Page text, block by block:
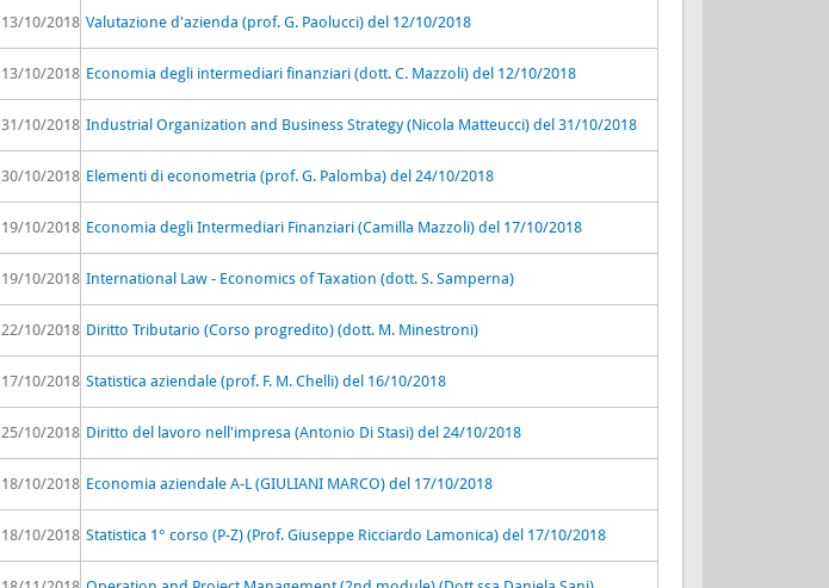
13/10/2018 Valutazione d'azienda (prof. G. Paolucci) del 12/10/2018
13/10/2018 Economia degli intermediari finanziari (dott. C. Mazzoli) del 12/10/2018
31/10/2018 Industrial Organization and Business Strategy (Nicola Matteucci) del 31/10/2018
30/10/2018 Elementi di econometria (prof. G. Palomba) del 24/10/2018
19/10/2018 Economia degli Intermediari Finanziari (Camilla Mazzoli) del 17/10/2018
19/10/2018 International Law - Economics of Taxation (dott. S. Samperna)
22/10/2018 Diritto Tributario (Corso progredito) (dott. M. Minestroni)
17/10/2018 Statistica aziendale (prof. F. M. Chelli) del 16/10/2018
25/10/2018 Diritto del lavoro nell'impresa (Antonio Di Stasi) del 24/10/2018
18/10/2018 Economia aziendale A-L (GIULIANI MARCO) del 17/10/2018
18/10/2018 Statistica 1° corso (P-Z) (Prof. Giuseppe Ricciardo Lamonica) del 17/10/2018